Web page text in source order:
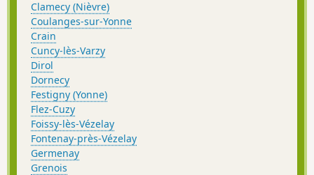
Clamecy (Nièvre)
Coulanges-sur-Yonne
Crain
Cuncy-lès-Varzy
Dirol
Dornecy
Festigny (Yonne)
Flez-Cuzy
Foissy-lès-Vézelay
Fontenay-près-Vézelay
Germenay
Grenois